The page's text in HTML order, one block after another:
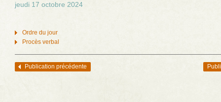
jeudi 17 octobre 2024
Ordre du jour
Procès verbal
Navigation des articles
Publication précédente